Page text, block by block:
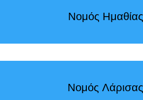
Νομός Ημαθίας
Νομός Λάρισας